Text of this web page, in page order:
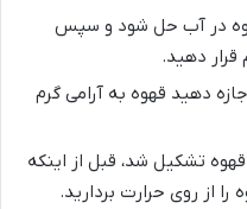
قهوه در آب حل شود و سپس
قرار دهید.
دهید قهوه به آرامی گرم
تشکیل شد، قبل از اینکه
از روی حرارت بردارید.